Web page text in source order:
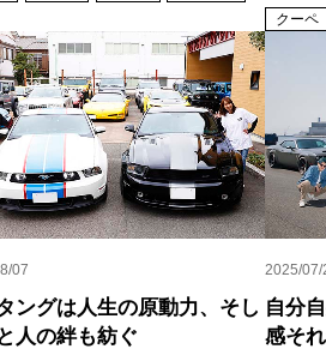
クーペ
07
ングは人生の原動力、そし
人の絆も紡ぐ
2025/07/
自分
感そ